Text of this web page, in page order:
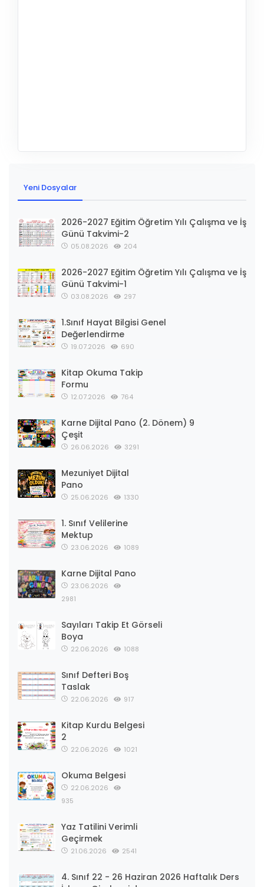
Yeni Dosyalar
2026-2027 Eğitim Öğretim Yılı Çalışma ve İş
Günü Takvimi-2
05.08.2026 204
2026-2027 Eğitim Öğretim Yılı Çalışma ve İş
Günü Takvimi-1
03.08.2026 297
1.Sınıf Hayat Bilgisi Genel
Değerlendirme
19.07.2026 690
Kitap Okuma Takip
Formu
12.07.2026 764
Karne Dijital Pano (2. Dönem) 9
Çeşit
26.06.2026 3291
Mezuniyet Dijital
Pano
25.06.2026 1330
1. Sınıf Velilerine
Mektup
23.06.2026 1089
Karne Dijital Pano
23.06.2026
2981
Sayıları Takip Et Görseli
Boya
22.06.2026 1088
Sınıf Defteri Boş
Taslak
22.06.2026 917
Kitap Kurdu Belgesi
2
22.06.2026 1021
Okuma Belgesi
22.06.2026
935
Yaz Tatilini Verimli
Geçirmek
21.06.2026 2541
4. Sınıf 22 - 26 Haziran 2026 Haftalık Ders